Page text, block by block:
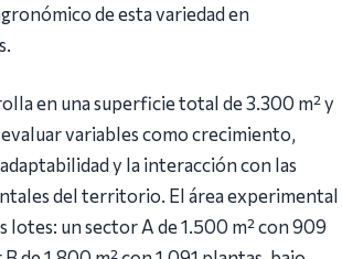
de esta variedad en
en una superficie total de 3.300 m² y
variables como crecimiento,
y la interacción con las
del territorio. El área experimental
lotes: un sector A de 1.500 m² con 909